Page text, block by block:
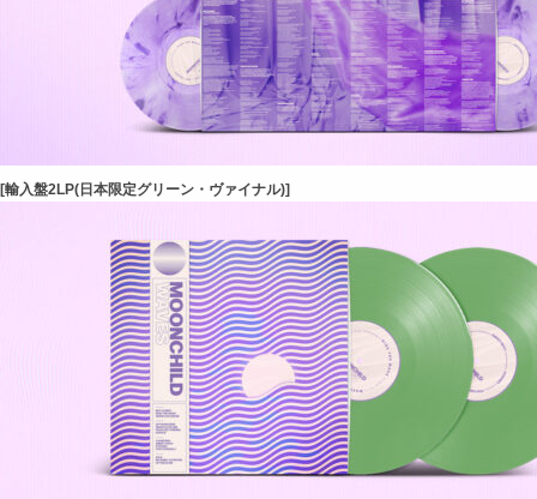
[輸入盤2LP(日本限定グリーン・ヴァイナル)]